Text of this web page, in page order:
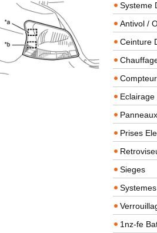
Systeme
Antivol /
Ceinture
Eclairage
Prises
Sieges
1nz-fe